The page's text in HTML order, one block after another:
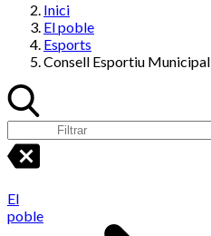
Inici
El poble
Esports
Consell Esportiu Municipal
El
poble